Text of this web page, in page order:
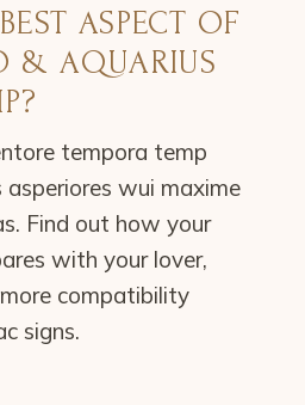
ASPECT OF
& AQUARIUS
tempora temp
wui maxime
Find out how your
with your lover,
compatibility
signs.